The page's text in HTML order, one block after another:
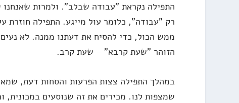
התפילה נקראת "עבודה שבלב". ולמרות שאנחנו
רק "עבודה", כלומר עול מייגע. התפילה חוזרת
ממש הכול, כדי להסיח את דעתנו ממנה. לא
הזוהר "שעת קרבא" – שעת קרב.
במהלך התפילה צצות הפרעות והסחות דעת,
שמצפות לנו. מכירים את זה שנוסעים במכונית,